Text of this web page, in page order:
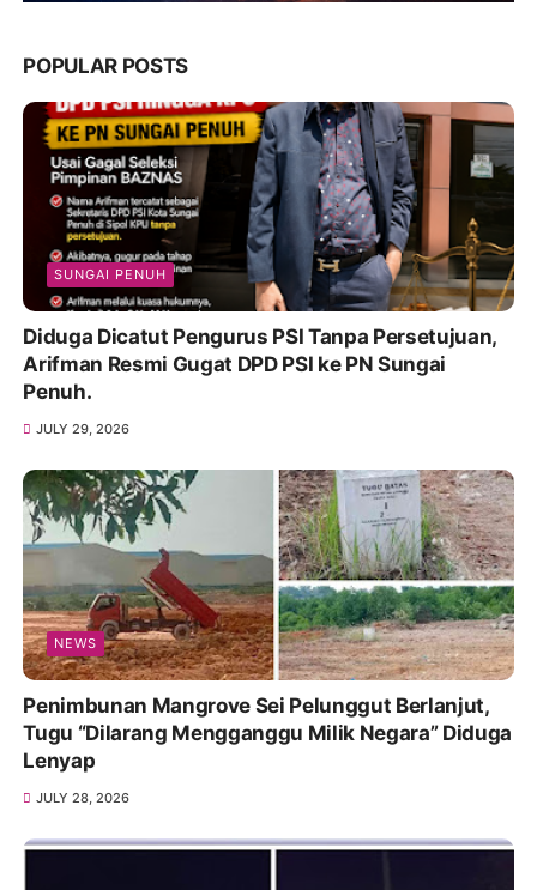
POPULAR POSTS
SUNGAI PENUH
Diduga Dicatut Pengurus PSI Tanpa Persetujuan,
Arifman Resmi Gugat DPD PSI ke PN Sungai
Penuh.
JULY 29, 2026
NEWS
Penimbunan Mangrove Sei Pelunggut Berlanjut,
Tugu “Dilarang Mengganggu Milik Negara” Diduga
Lenyap
JULY 28, 2026